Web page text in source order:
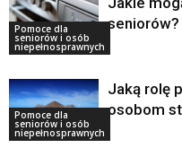
Pomoce dla
seniorów i osób
niepełnosprawnych
seniorów?
Pomoce dla
seniorów i osób
niepełnosprawnych
Jaką rolę
osobom